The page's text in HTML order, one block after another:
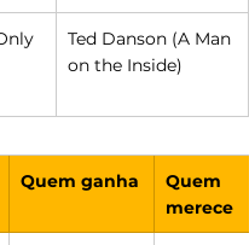
Ted Danson (A Man
on the Inside)
Quem ganha
Quem
merece